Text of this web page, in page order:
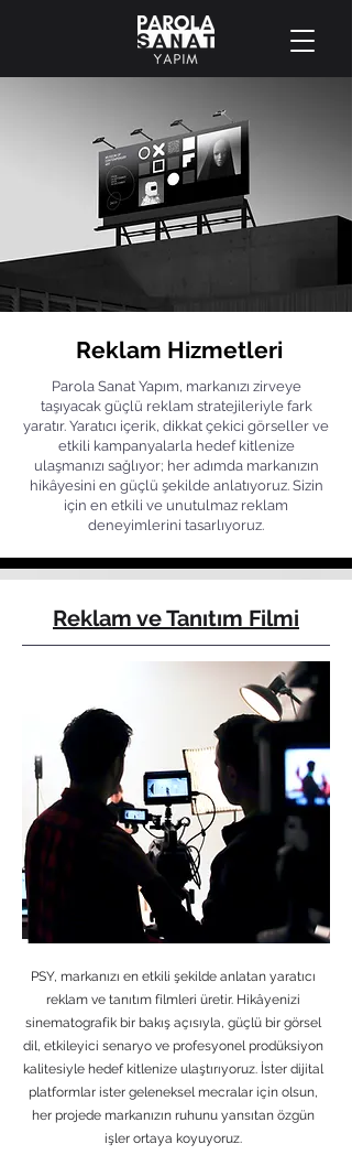
Reklam Hizmetleri
Parola Sanat Yapım, markanızı zirveye
taşıyacak güçlü reklam stratejileriyle fark
yaratır. Yaratıcı içerik, dikkat çekici görseller ve
etkili kampanyalarla hedef kitlenize
ulaşmanızı sağlıyor; her adımda markanızın
hikâyesini en güçlü şekilde anlatıyoruz. Sizin
için en etkili ve unutulmaz reklam
deneyimlerini tasarlıyoruz.
Reklam ve Tanıtım Filmi
PSY, markanızı en etkili şekilde anlatan yaratıcı
reklam ve tanıtım filmleri üretir. Hikâyenizi
sinematografik bir bakış açısıyla, güçlü bir görsel
dil, etkileyici senaryo ve profesyonel prodüksiyon
kalitesiyle hedef kitlenize ulaştırıyoruz. İster dijital
platformlar ister geleneksel mecralar için olsun,
her projede markanızın ruhunu yansıtan özgün
işler ortaya koyuyoruz.